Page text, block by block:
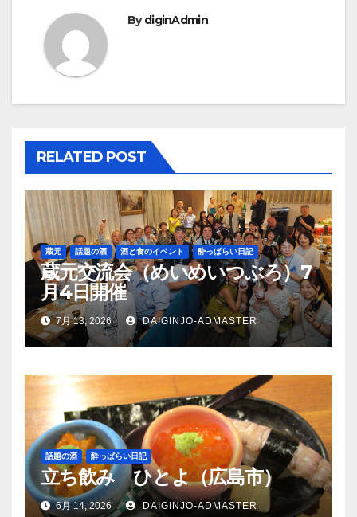
ナ
ビ
ゲ
ー
シ
ョ
ン
BydiginAdmin
RELATED POST
蔵元 話題の酒 酒と食のイベント 酔っぱらい日記
蔵元交流会（めいめいつぶろ）7
月4日開催
7月 13, 2026 DAIGINJO-ADMASTER
話題の酒 酔っぱらい日記
立ち飲み ひとよ（広島市）
6月 14, 2026 DAIGINJO-ADMASTER